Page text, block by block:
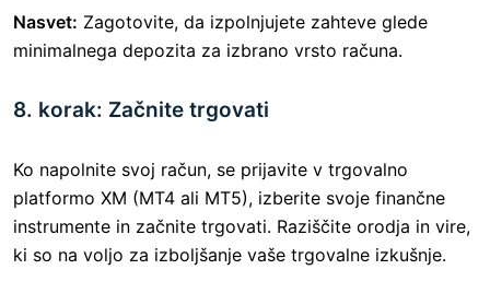
Nasvet: Zagotovite, da izpolnjujete zahteve glede
minimalnega depozita za izbrano vrsto računa.
8. korak: Začnite trgovati
Ko napolnite svoj račun, se prijavite v trgovalno
platformo XM (MT4 ali MT5), izberite svoje finančne
instrumente in začnite trgovati. Raziščite orodja in vire,
ki so na voljo za izboljšanje vaše trgovalne izkušnje.